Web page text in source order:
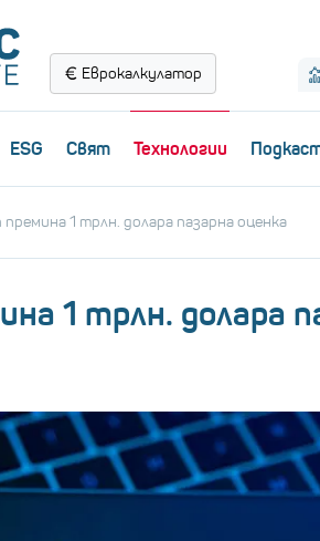
Еврокалкулатор
ESG Свят Технологии
премина 1 трлн. долара пазарна оценка
1 трлн. долара